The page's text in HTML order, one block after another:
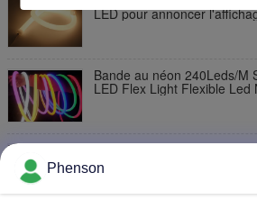
LED pour annoncer
Bande au néon 240Leds/M
LED Flex Light Flexible Led
d'illumination de DC12V LED
Phenson